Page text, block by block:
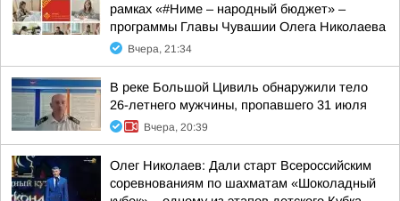
рамках «#Ниме – народный бюджет» –
программы Главы Чувашии Олега Николаева
Вчера, 21:34
В реке Большой Цивиль обнаружили тело
26-летнего мужчины, пропавшего 31 июля
Вчера, 20:39
Олег Николаев: Дали старт Всероссийским
соревнованиям по шахматам «Шоколадный